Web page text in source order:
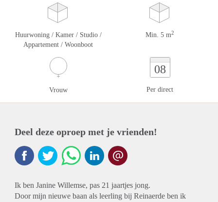
Huurwoning / Kamer / Studio /
Appartement / Woonboot
Min. 5 m2
Vrouw
08
Per direct
Deel deze oproep met je vrienden!
Ik ben Janine Willemse, pas 21 jaartjes jong.
Door mijn nieuwe baan als leerling bij Reinaerde ben ik